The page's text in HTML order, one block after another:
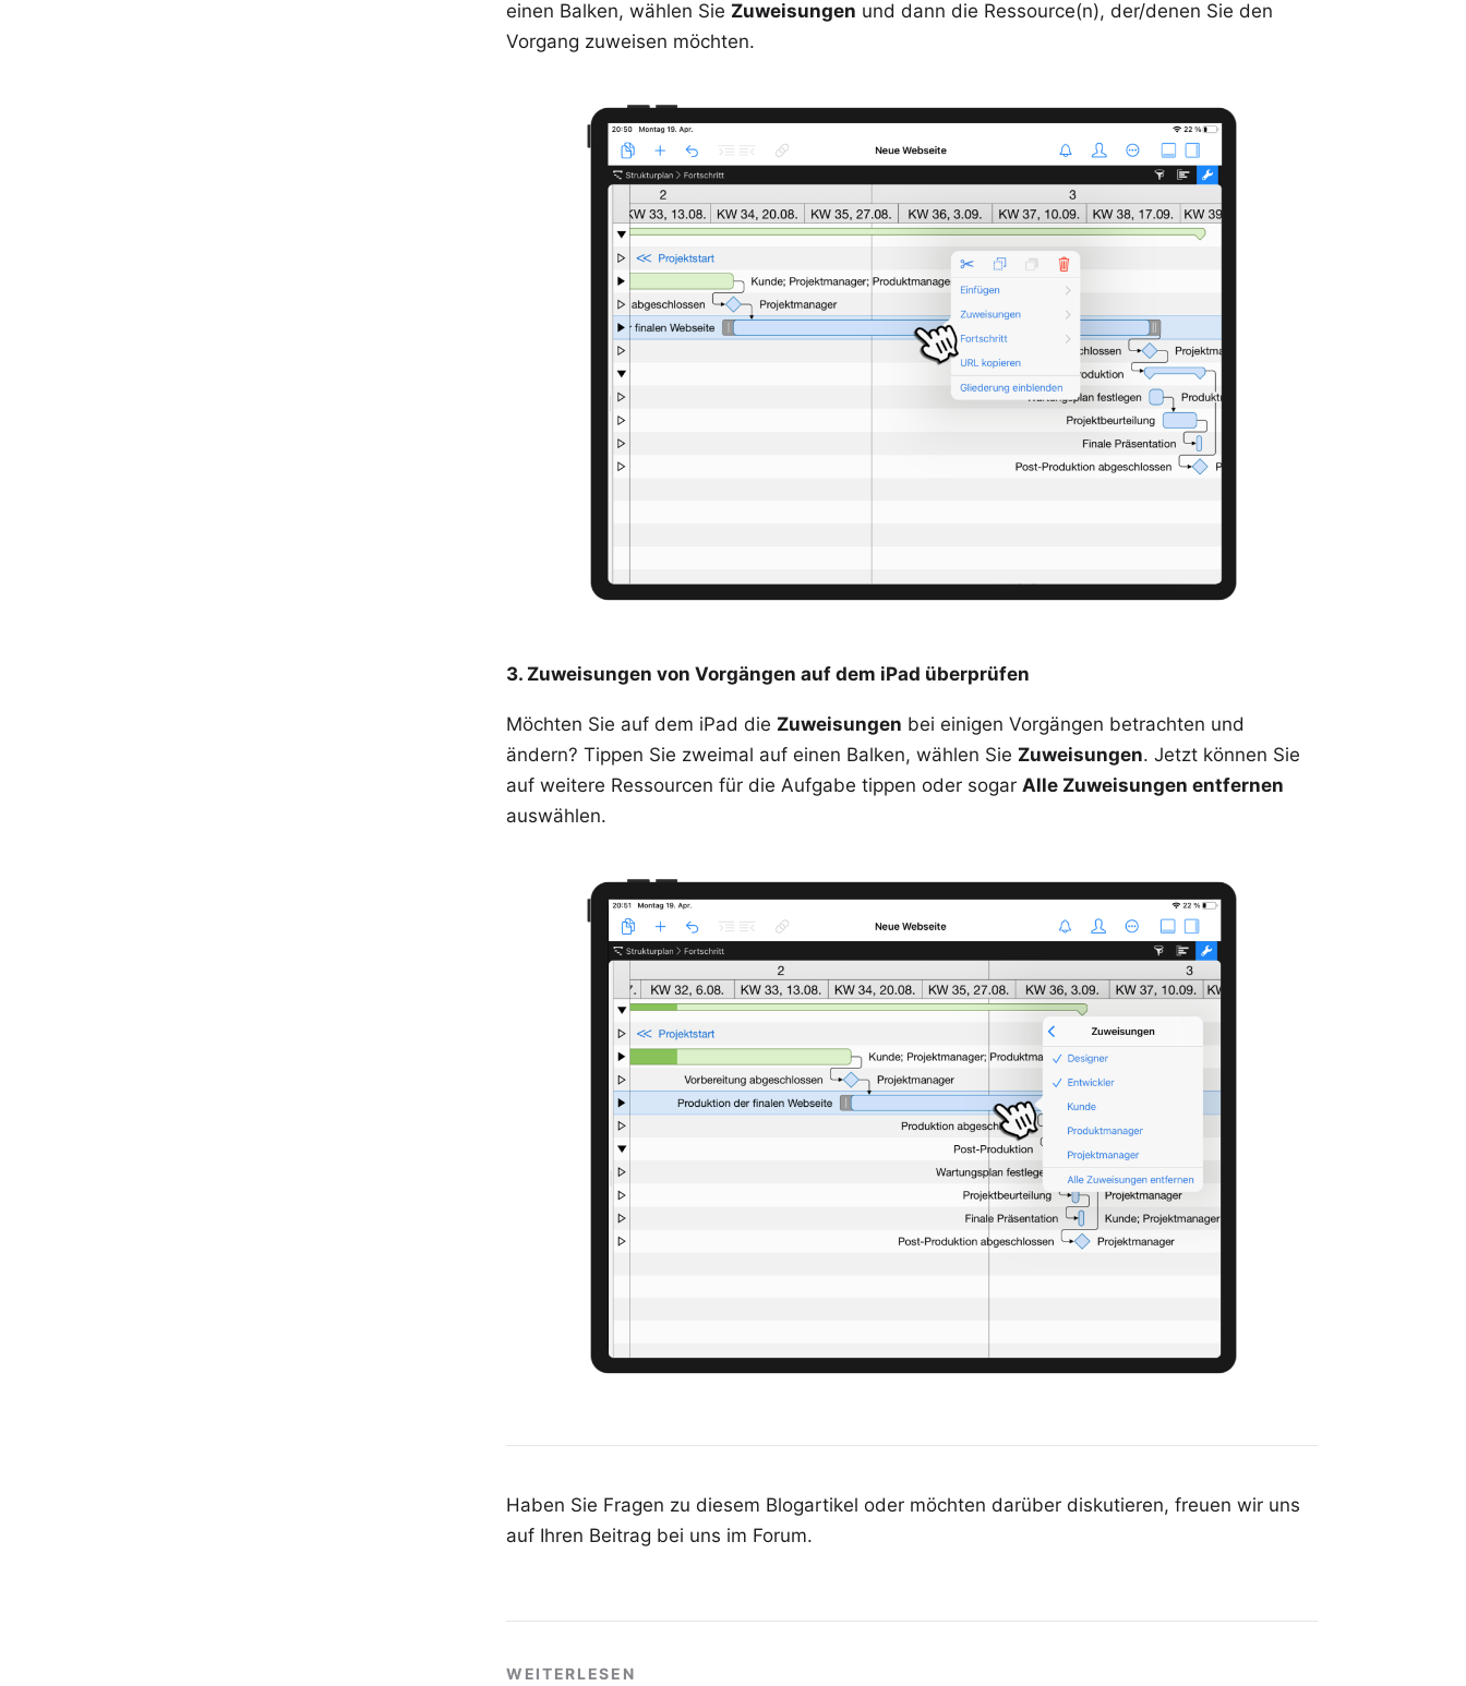
einen Balken, wählen Sie Zuweisungen und dann die Ressource(n), der/denen Sie den
Vorgang zuweisen möchten.
3. Zuweisungen von Vorgängen auf dem iPad überprüfen
Möchten Sie auf dem iPad die Zuweisungen bei einigen Vorgängen betrachten und
ändern? Tippen Sie zweimal auf einen Balken, wählen Sie Zuweisungen. Jetzt können Sie
auf weitere Ressourcen für die Aufgabe tippen oder sogar Alle Zuweisungen entfernen
auswählen.
Haben Sie Fragen zu diesem Blogartikel oder möchten darüber diskutieren, freuen wir uns
auf Ihren Beitrag bei uns im Forum.
WEITERLESEN